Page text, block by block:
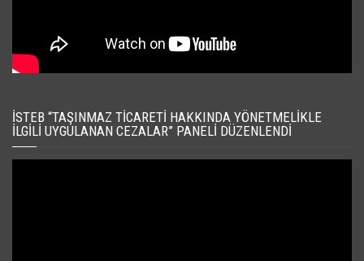
İSTEB “TAŞINMAZ TICARETI HAKKINDA YÖNETMELIKLE
İLGILI UYGULANAN CEZALAR” PANELI DÜZENLENDI